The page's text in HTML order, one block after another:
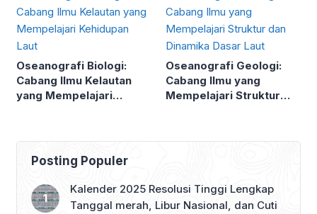
Oseanografi Biologi:
Cabang Ilmu Kelautan
yang Mempelajari
Oseanografi Geologi:
Cabang Ilmu yang
Mempelajari Struktur
Posting Populer
Kalender 2025 Resolusi Tinggi Lengkap
Tanggal merah, Libur Nasional, dan Cuti